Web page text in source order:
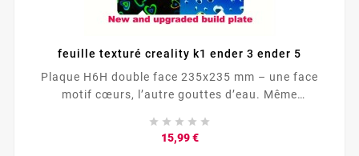
feuille texturé creality k1 ender 3 ender 5
Plaque H6H double face 235x235 mm – une face
motif cœurs, l’autre gouttes d’eau. Même
retrait facile à froid, durabilité accrue. Compatible
Ender 3, Sovol, Artillery &amp; plus.
    
15,99 €Prix